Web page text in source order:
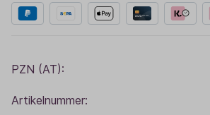
PZN (AT):
Artikelnummer: